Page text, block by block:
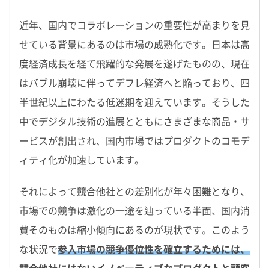
近年、国内でコラボレーションの重要性が高まりを見
せている背景にあるのは市場の成熟化です。日本は高
度経済成長を経て飛躍的な発展を遂げたものの、現在
はバブル崩壊に伴ってデフレ経済へと陥っており、四
半世紀以上にわたる低迷期を迎えています。そうした
中でデジタル技術の進展とともにさまざまな商品・サ
ービスが創出され、国内市場ではプロダクトのコモデ
ィティ化が加速しています。
それによって競合他社との差別化が年々困難となり、
市場での競争は激化の一途を辿っている半面、国内消
費そのものは縮小傾向にあるのが現状です。このよう
な状況で参入市場の競争優位性を確立するためには、